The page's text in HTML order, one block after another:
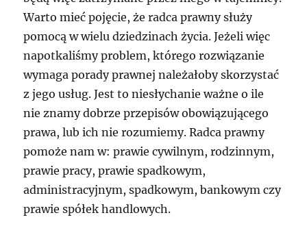
Warto mieć pojęcie, że radca prawny służy
pomocą w wielu dziedzinach życia. Jeżeli więc
napotkaliśmy problem, którego rozwiązanie
wymaga porady prawnej należałoby skorzystać
z jego usług. Jest to niesłychanie ważne o ile
nie znamy dobrze przepisów obowiązującego
prawa, lub ich nie rozumiemy. Radca prawny
pomoże nam w: prawie cywilnym, rodzinnym,
prawie pracy, prawie spadkowym,
administracyjnym, spadkowym, bankowym czy
prawie spółek handlowych.